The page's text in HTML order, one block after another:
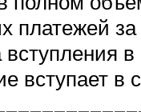
платежей
вступает в